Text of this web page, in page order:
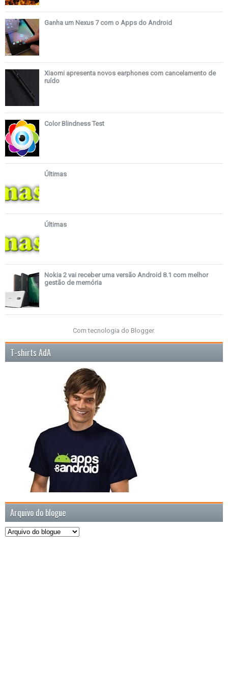
Ganha um Nexus 7 com o Apps do Android
Xiaomi apresenta novos earphones com cancelamento de
ruído
Color Blindness Test
Últimas
Últimas
Nokia 2 vai receber uma versão Android 8.1 com melhor
gestão de memória
Com tecnologia do Blogger.
T-shirts AdA
Arquivo do blogue